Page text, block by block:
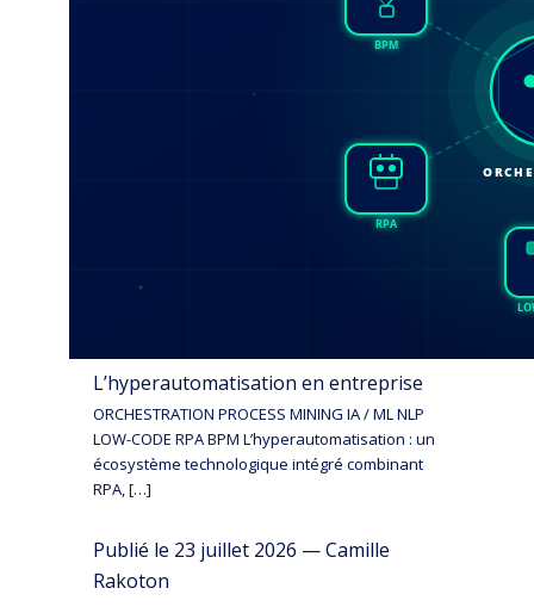
L’hyperautomatisation en entreprise
ORCHESTRATION PROCESS MINING IA / ML NLP
LOW-CODE RPA BPM L’hyperautomatisation : un
écosystème technologique intégré combinant
RPA, […]
Publié le 23 juillet 2026 — Camille
Rakoton